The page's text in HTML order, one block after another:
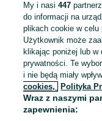
To
My i nasi447
do informacji na
plikach cookie w celu
Użytkownik może
klikając poniżej lub w
prywatności. Te
i nie będą miały
cookies,
Polityka
Wraz z naszymi
zapewnienia: